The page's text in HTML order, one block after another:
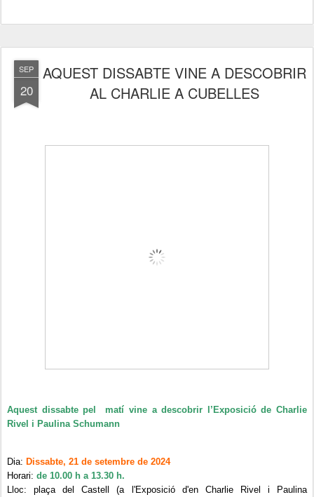
SEP
20
AQUEST DISSABTE VINE A DESCOBRIR
AL CHARLIE A CUBELLES
Aquest dissabte pel matí vine a descobrir l’Exposició de Charlie
Rivel i Paulina Schumann
Dia: Dissabte, 21 de setembre de 2024
Horari: de 10.00 h a 13.30 h.
Lloc: plaça del Castell (a l'Exposició d'en Charlie Rivel i Paulina